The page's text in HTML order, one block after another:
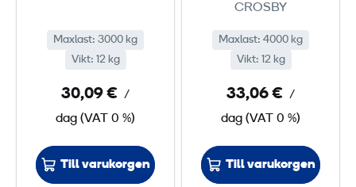
0
k
Maxlast: 3000 kg
Vikt: 12 kg
30,09 € /
dag (VAT 0 %)
Till varukorgen
s
c
h
e
CROSBY
Maxlast: 4000 kg
Vikt: 12 kg
33,06 € /
dag (VAT 0 %)
Till varukorgen